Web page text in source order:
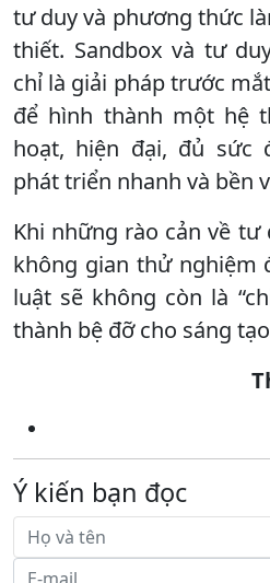
tư duy và phương thức
thiết. Sandbox và tư
chỉ là giải pháp trước
để hình thành một hệ
hoạt, hiện đại, đủ sức
phát triển nhanh và bền
Khi những rào cản về
không gian thử nghiệm
luật sẽ không còn là
thành bệ đỡ cho sáng
Ý kiến bạn đọc